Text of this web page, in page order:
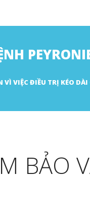
VIỆC ĐIỀU TRỊ KÉO
BẢO